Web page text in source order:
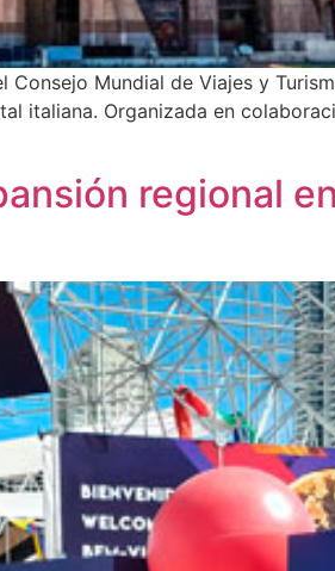
Mundial de Viajes y
italiana. Organizada en
regional